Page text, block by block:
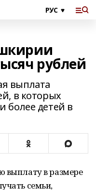
рублей
выплата
в которых
более детей в
выплату в размере
семьи,